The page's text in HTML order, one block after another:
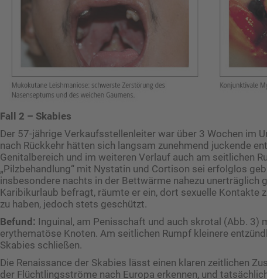
Fall 2 – Skabies
Der 57-jährige Verkaufsstellenleiter war über 3 Wochen im
nach Rückkehr hätten sich langsam zunehmend juckende
Genitalbereich und im weiteren Verlauf auch am seitlichen
„Pilzbehandlung“ mit Nystatin und Cortison sei erfolglos
insbesondere nachts in der Bettwärme nahezu unerträglich
Karibikurlaub befragt, räumte er ein, dort sexuelle Kontakte
zu haben, jedoch stets geschützt.
Befund: Inguinal, am Penisschaft und auch skrotal (Abb. 3)
erythematöse Knoten. Am seitlichen Rumpf kleinere
Skabies schließen.
Die Renaissance der Skabies lässt einen klaren zeitlichen
der Flüchtlingsströme nach Europa erkennen, und